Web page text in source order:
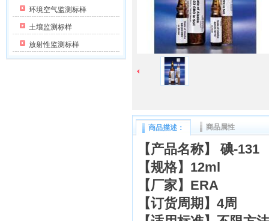
环境空气监测标样
土壤监测标样
放射性监测标样
商品描述： 商品属性
【产品名称】
碘-131
【规格】 12ml
【厂家】ERA
【订货周期】 4周